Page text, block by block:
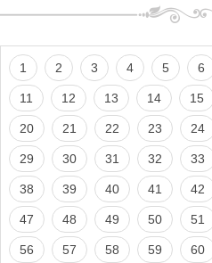
1 2 3 4 5 6
11 12 13 14 15
20 21 22 23 24
29 30 31 32 33
38 39 40 41 42
47 48 49 50 51
56 57 58 59 60